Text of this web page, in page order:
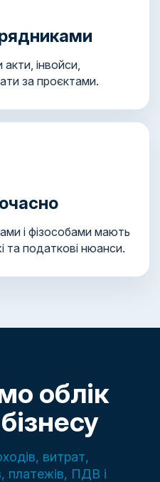
інвойси,
за проєктами.
і фізособами мають
та податкові нюанси.
облік
витрат,
платежів, ПДВ і